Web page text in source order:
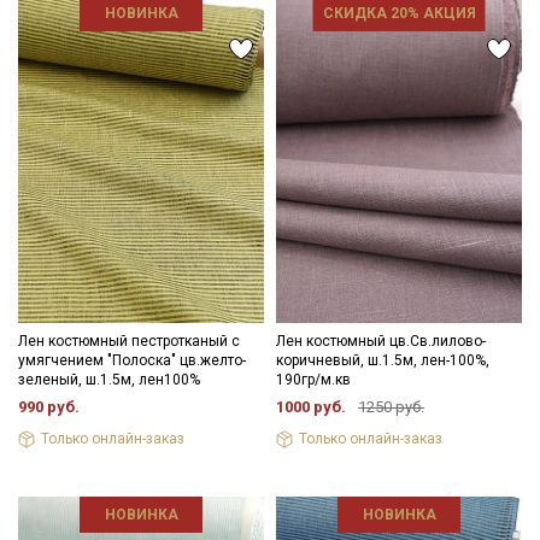
НОВИНКА
Лен костюмный пестротканый с
умягчением "Полоска" цв.желто-
зеленый, ш.1.5м, лен100%
990 руб.
Только онлайн-заказ
СКИДКА 20% АКЦИЯ
Лен костюмный цв.Св.лилово-
коричневый, ш.1.5м, лен-100%,
190гр/м.кв
1000 руб. 1250 руб.
Только онлайн-заказ
НОВИНКА НОВИНКА